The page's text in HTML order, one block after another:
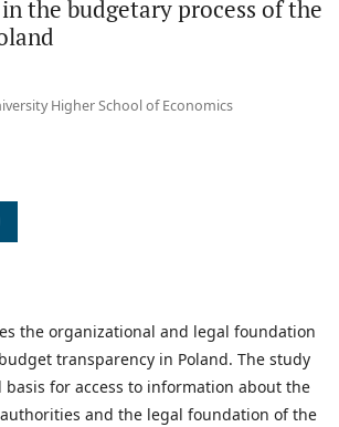
the budgetary process of the
Higher School of Economics
the organizational and legal foundation
transparency in Poland. The study
for access to information about the
and the legal foundation of the